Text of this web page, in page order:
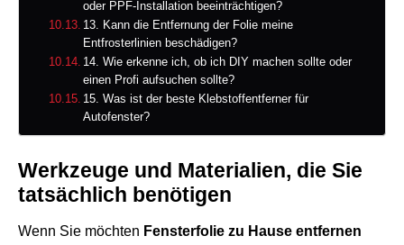
oder PPF-Installation beeinträchtigen?
13. Kann die Entfernung der Folie meine
Entfrosterlinien beschädigen?
14. Wie erkenne ich, ob ich DIY machen sollte oder
einen Profi aufsuchen sollte?
15. Was ist der beste Klebstoffentferner für
Autofenster?
Werkzeuge und Materialien, die Sie
tatsächlich benötigen
Wenn Sie möchten Fensterfolie zu Hause entfernen